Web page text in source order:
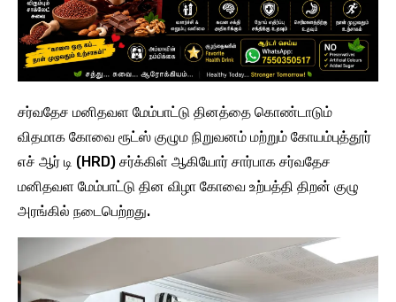
சர்வதேச மனிதவள மேம்பாட்டு தினத்தை கொண்டாடும்
விதமாக கோவை ரூட்ஸ் குழும நிறுவனம் மற்றும் கோயம்புத்தூர்
எச் ஆர் டி (HRD) சர்க்கிள் ஆகியோர் சார்பாக சர்வதேச
மனிதவள மேம்பாட்டு தின விழா கோவை உற்பத்தி திறன் குழு
அரங்கில் நடைபெற்றது.